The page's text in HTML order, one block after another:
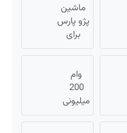
ماشین
پژو پارس
برای
فروش
اینجا
سریع
بفروشش
وام
200
میلیونی
آبان تتر.